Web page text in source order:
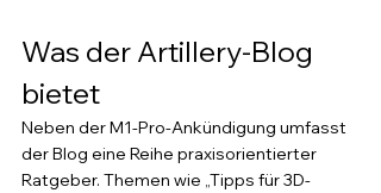
Was der Artillery-Blog
bietet
Neben der M1-Pro-Ankündigung umfasst
der Blog eine Reihe praxisorientierter
Ratgeber. Themen wie „Tipps für 3D-